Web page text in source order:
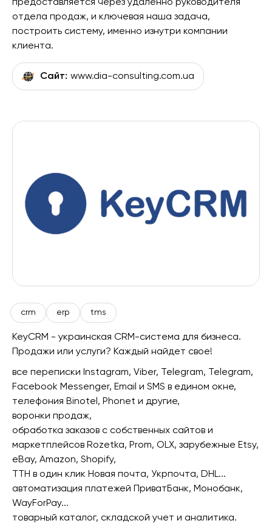
предоставляется через удаленно руководителя
отдела продаж, и ключевая наша задача,
построить систему, именно изнутри компании
клиента.
Сайт: www.dia-consulting.com.ua
crm erp tms
KeyCRM - украинская CRM-система для бизнеса.
Продажи или услуги? Каждый найдет свое!
все переписки Instagram, Viber, Telegram, Telegram,
Facebook Messenger, Email и SMS в едином окне,
телефония Binotel, Phonet и другие,
воронки продаж,
обработка заказов с собственных сайтов и
маркетплейсов Rozetka, Prom, OLX, зарубежные Etsy,
eBay, Amazon, Shopify,
ТТН в один клик Новая почта, Укрпочта, DHL...
автоматизация платежей ПриватБанк, Монобанк,
WayForPay...
товарный каталог, складской учет и аналитика.